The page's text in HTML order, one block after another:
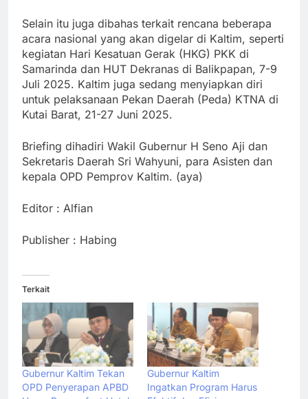
Selain itu juga dibahas terkait rencana beberapa
acara nasional yang akan digelar di Kaltim, seperti
kegiatan Hari Kesatuan Gerak (HKG) PKK di
Samarinda dan HUT Dekranas di Balikpapan, 7-9
Juli 2025. Kaltim juga sedang menyiapkan diri
untuk pelaksanaan Pekan Daerah (Peda) KTNA di
Kutai Barat, 21-27 Juni 2025.
Briefing dihadiri Wakil Gubernur H Seno Aji dan
Sekretaris Daerah Sri Wahyuni, para Asisten dan
kepala OPD Pemprov Kaltim. (aya)
Editor : Alfian
Publisher : Habing
Terkait
Gubernur Kaltim Tekan
OPD Penyerapan APBD
Gubernur Kaltim
Ingatkan Program Harus